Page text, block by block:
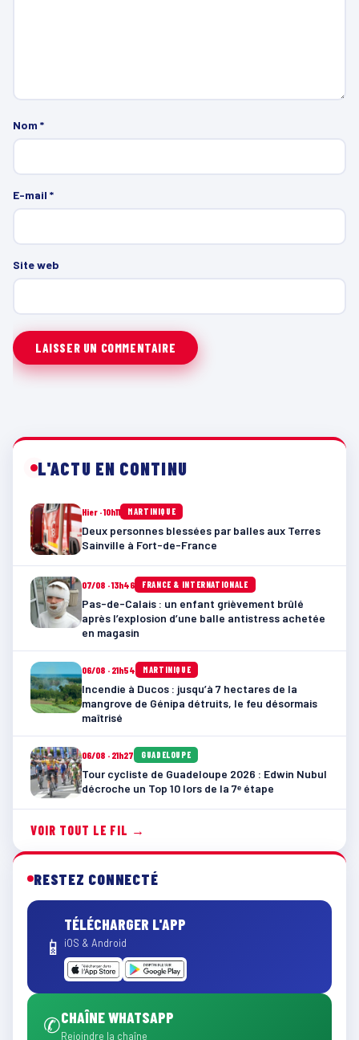
Nom *
E-mail *
Site web
L'ACTU EN CONTINU
Hier · 10h11 MARTINIQUE
Deux personnes blessées par balles aux Terres
Sainville à Fort-de-France
07/08 · 13h46 FRANCE & INTERNATIONALE
Pas-de-Calais : un enfant grièvement brûlé
après l’explosion d’une balle antistress achetée
en magasin
06/08 · 21h54 MARTINIQUE
Incendie à Ducos : jusqu’à 7 hectares de la
mangrove de Génipa détruits, le feu désormais
maîtrisé
06/08 · 21h27 GUADELOUPE
Tour cycliste de Guadeloupe 2026 : Edwin Nubul
décroche un Top 10 lors de la 7ᵉ étape
VOIR TOUT LE FIL →
RESTEZ CONNECTÉ
📱
TÉLÉCHARGER L'APP
iOS & Android
✆CHAÎNE WHATSAPP
Rejoindre la chaîne